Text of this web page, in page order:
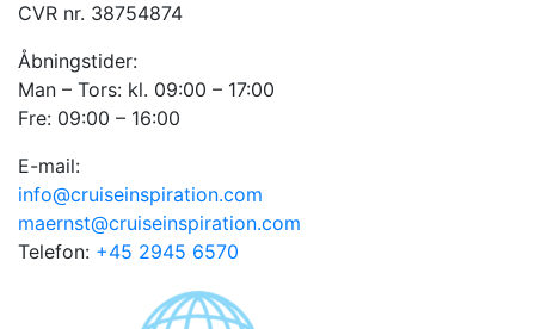
CVR nr. 38754874
Åbningstider:
Man – Tors: kl. 09:00 – 17:00
Fre: 09:00 – 16:00
E-mail:
info@cruiseinspiration.com
maernst@cruiseinspiration.com
Telefon: +45 2945 6570